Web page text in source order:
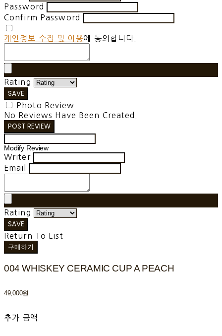
Password
Confirm Password
개인정보 수집 및 이용에 동의합니다.
Rating
SAVE
Photo Review
No Reviews Have Been Created.
POST REVIEW
Modify Review
Writer
Email
Rating
SAVE
Return To List
구매하기
004 WHISKEY CERAMIC CUP A PEACH
49,000원
추가 금액